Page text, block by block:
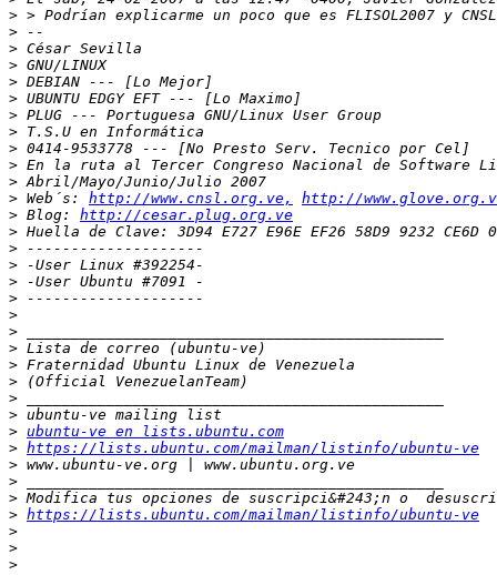
>
>
>
>
>
>
>
>
>
>
>
> Web´s: http://www.cnsl.org.ve,
http://
> Blog: http://cesar.plug.org.ve
>
>
>
>
>
>
>
>
>
>
>
>
> ubuntu-ve en lists.ubuntu.com
> https://lists.ubuntu.com/mailman/listinfo/ubuntu-ve
>
>
>
> https://lists.ubuntu.com/mailman/listinfo/ubuntu-ve
>
>
>